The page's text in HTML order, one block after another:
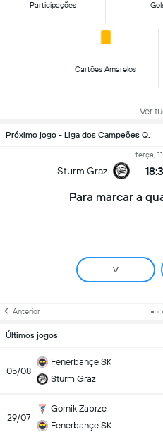
Participações
-
Cartões Amarelos
Ver
Próximo jogo - Liga dos Campeões Q.
Sturm Graz
terça,
Para marcar a
V
Anterior
Últimos jogos
05/08
Fenerbahçe SK
Sturm Graz
29/07
Gornik Zabrze
Fenerbahçe SK